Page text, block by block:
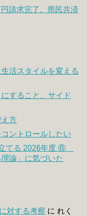
請求完了。県民共済
活スタイルを変える
すること。サイド
方
ントロールしたい
てる 2026年度 ⑥
論」に気づいた
対する考察 に れく